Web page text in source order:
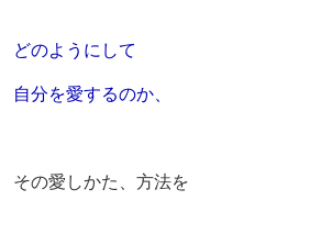
どのようにして
自分を愛するのか、
その愛しかた、方法を